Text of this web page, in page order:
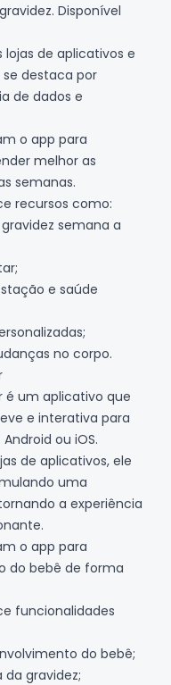
Disponível
de aplicativos e
se destaca por
de dados e
o app para
melhor as
semanas.
recursos como:
semana a
e saúde
no corpo.
é um aplicativo que
e interativa para
Android ou iOS.
de aplicativos, ele
uma
a experiência
o app para
do bebê de forma
funcionalidades
do bebê;
gravidez;